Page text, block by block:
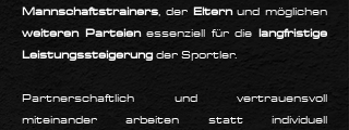
Mannschaftstrainers, der Elternund möglichen
weiteren Parteienessenziell für dielangfristige
Leistungssteigerungder Sportler.
Partnerschaftlich und vertrauensvoll
miteinander arbeiten statt individuell